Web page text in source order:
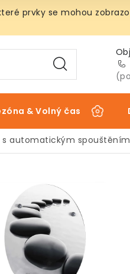
prvky se mohou
& Volný čas
s automatickým